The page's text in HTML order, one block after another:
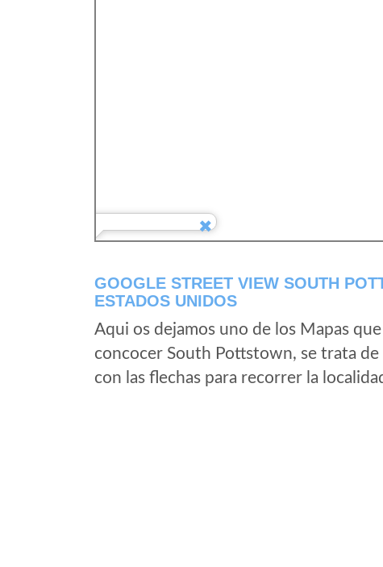
GOOGLE STREET VIEW SOUTH
ESTADOS UNIDOS
Aqui os dejamos uno de los Mapas
concocer South Pottstown, se trata
con las flechas para recorrer la